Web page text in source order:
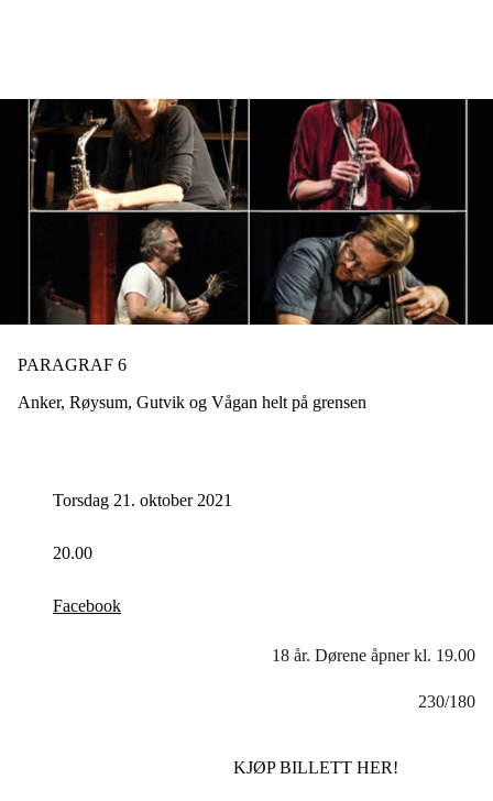
PARAGRAF 6
Anker, Røysum, Gutvik og Vågan helt på grensen
Torsdag 21. oktober 2021
20.00
Facebook
18 år. Dørene åpner kl. 19.00
230/180
KJØP BILLETT HER!